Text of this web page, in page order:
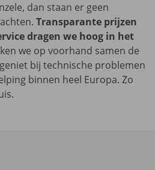
dan staan er geen
Transparante prijzen
dragen we hoog in het
we op voorhand samen de
bij technische problemen
binnen heel Europa. Zo